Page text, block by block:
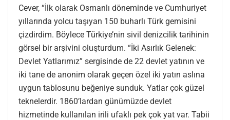
Cever, “İlk olarak Osmanlı döneminde ve Cumhuriyet
yıllarında yolcu taşıyan 150 buharlı Türk gemisini
çizdirdim. Böylece Türkiye’nin sivil denizcilik tarihinin
görsel bir arşivini oluşturdum. “İki Asırlık Gelenek:
Devlet Yatlarımız” sergisinde de 22 devlet yatının ve
iki tane de anonim olarak geçen özel iki yatın aslına
uygun tablosunu beğeniye sunduk. Yatlar çok güzel
teknelerdir. 1860’lardan günümüzde devlet
hizmetinde kullanılan irili ufaklı pek çok yat var. Tabii